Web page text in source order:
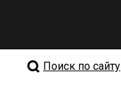
Поиск по сайту